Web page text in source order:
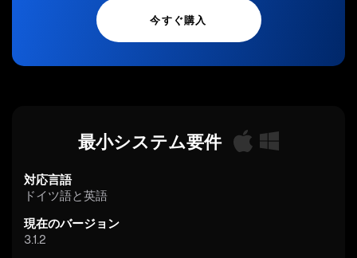
今すぐ購入
最小システム要件
対応言語
ドイツ語と英語
現在のバージョン
3.1.2